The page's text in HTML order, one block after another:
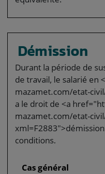
Démission
Durant la période de
de travail, le salarié en
mazamet.com/etat-
a le droit de <a
mazamet.com/etat-
conditions.
Cas général